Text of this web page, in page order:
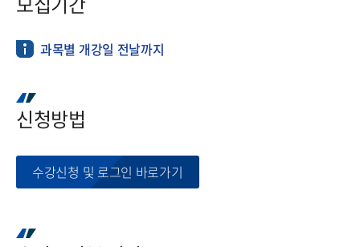
과목별 개강일 전날까지
신청방법​​
수강신청 및 로그인 바로가기